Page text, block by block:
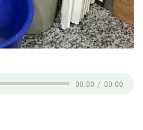
00:00 / 00:00